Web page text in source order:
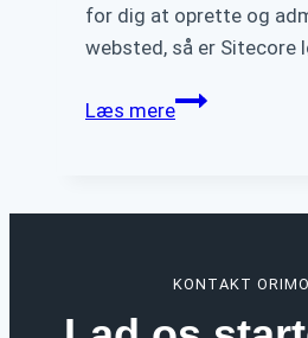
for dig at oprette og
websted, så er Sitecore
Læs mereSitecore:
oprette
og
KONTAKT